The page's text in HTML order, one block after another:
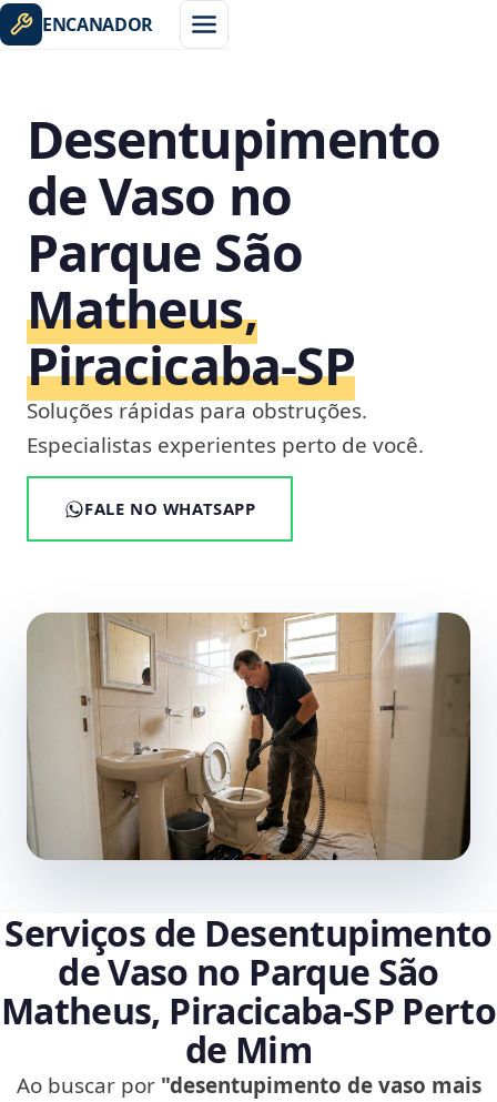
ENCANADOR
Desentupimento
de Vaso no
Parque São
Matheus,
Piracicaba‑SP
Soluções rápidas para obstruções.
Especialistas experientes perto de você.
FALE NO WHATSAPP
Serviços de Desentupimento
de Vaso no Parque São
Matheus, Piracicaba‑SP Perto
de Mim
Ao buscar por "desentupimento de vaso mais